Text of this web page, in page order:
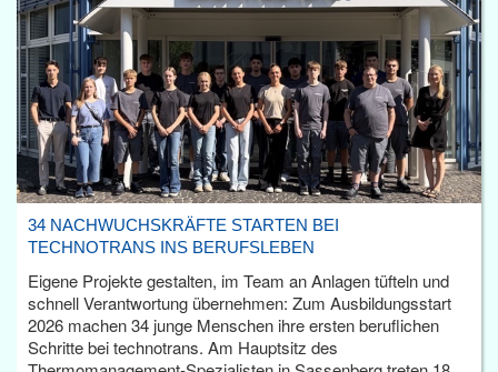
34 NACHWUCHSKRÄFTE STARTEN BEI
TECHNOTRANS INS BERUFSLEBEN
Eigene Projekte gestalten, im Team an Anlagen tüfteln und
schnell Verantwortung übernehmen: Zum Ausbildungsstart
2026 machen 34 junge Menschen ihre ersten beruflichen
Schritte bei technotrans. Am Hauptsitz des